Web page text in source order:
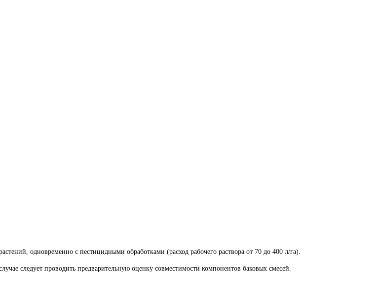
одновременно с пестицидными обработками (расход рабочего раствора от 70 до 400 л/га).
следует проводить предварительную оценку совместимости компонентов баковых смесей.